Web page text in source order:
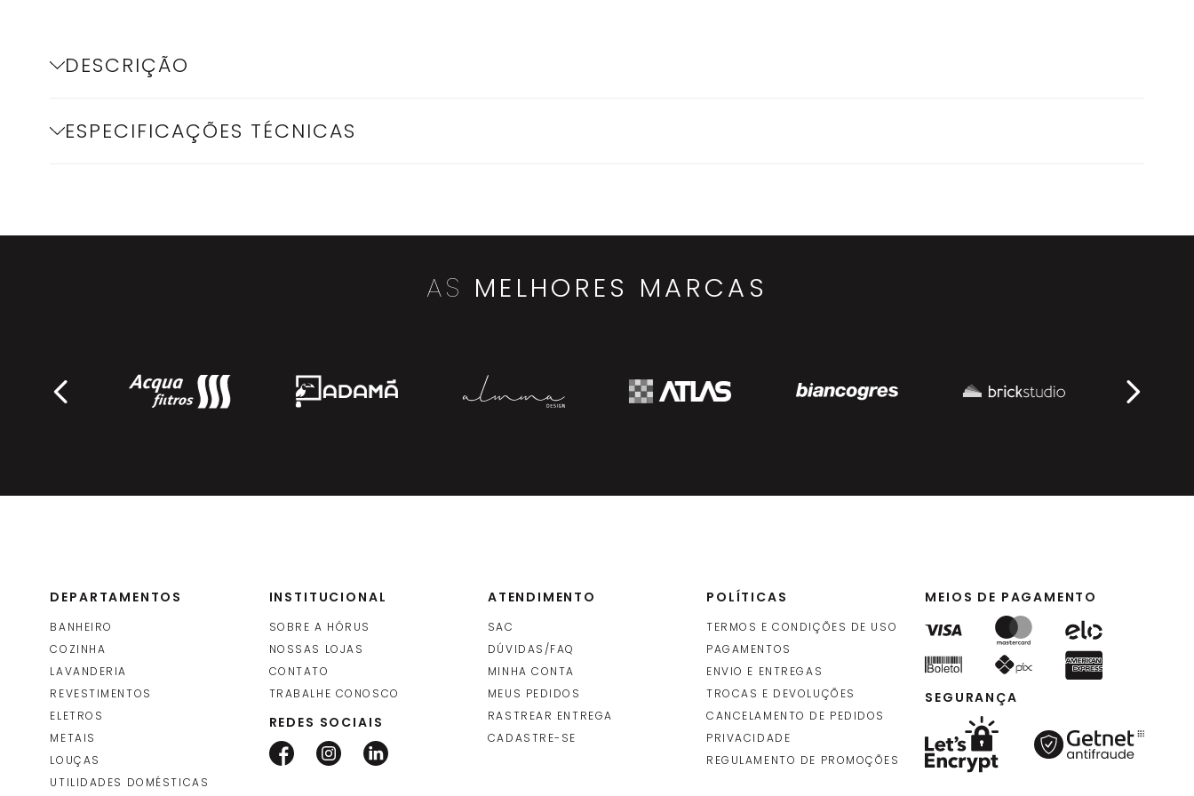
DESCRIÇÃO
ESPECIFICAÇÕES TÉCNICAS
AS MELHORES MARCAS
DEPARTAMENTOS
BANHEIRO
COZINHA
LAVANDERIA
REVESTIMENTOS
ELETROS
METAIS
LOUÇAS
UTILIDADES DOMÉSTICAS
INSTITUCIONAL
SOBRE A HÓRUS
NOSSAS LOJAS
CONTATO
TRABALHE CONOSCO
REDES SOCIAIS
ATENDIMENTO
SAC
DÚVIDAS/FAQ
MINHA CONTA
MEUS PEDIDOS
RASTREAR ENTREGA
CADASTRE-SE
POLÍTICAS
TERMOS E CONDIÇÕES DE USO
PAGAMENTOS
ENVIO E ENTREGAS
TROCAS E DEVOLUÇÕES
CANCELAMENTO DE PEDIDOS
PRIVACIDADE
REGULAMENTO DE PROMOÇÕES
MEIOS DE PAGAMENTO
SEGURANÇA